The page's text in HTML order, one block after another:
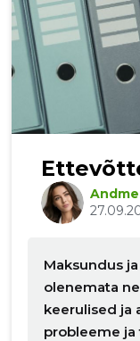
Maksundus
olenemata
keerulised ja
probleeme ja